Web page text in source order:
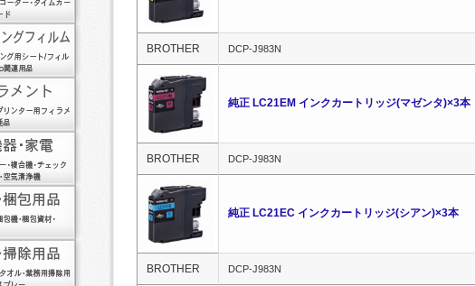
BROTHER DCP-J983N
純正 LC21EM インクカートリッジ(マゼンタ)×3本
BROTHER DCP-J983N
純正 LC21EC インクカートリッジ(シアン)×3本
BROTHER DCP-J983N